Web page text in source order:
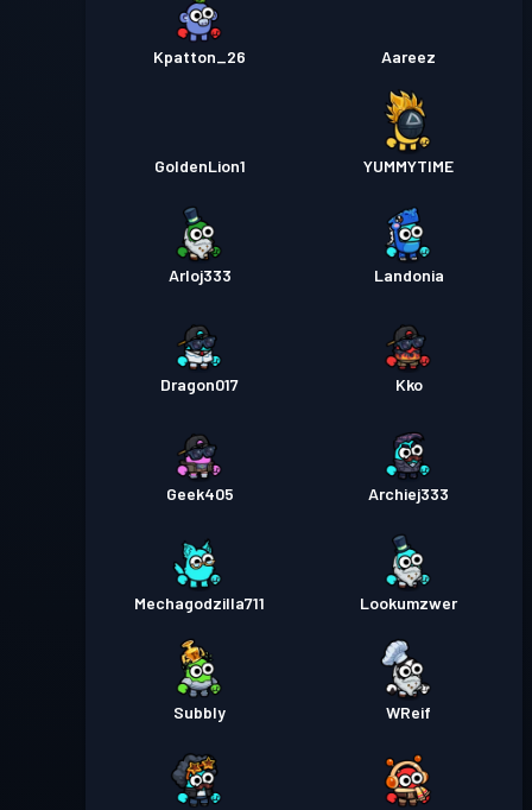
Kpatton_26 Aareez
GoldenLion1 YUMMYTIME
Arloj333 Landonia
Dragon017 Kko
Geek405 Archiej333
Mechagodzilla711 Lookumzwer
Subbly WReif